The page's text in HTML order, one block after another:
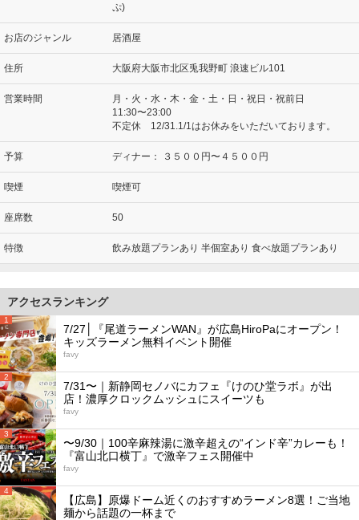
ぷ)
お店のジャンル 居酒屋
住所 大阪府大阪市北区兎我野町 浪速ビル101
営業時間
月・火・水・木・金・土・日・祝日・祝前日
11:30〜23:00
不定休 12/31.1/1はお休みをいただいております。
予算 ディナー： ３５００円〜４５００円
喫煙 喫煙可
座席数 50
特徴 飲み放題プランあり 半個室あり 食べ放題プランあり
アクセスランキング
1
7/27│『尾道ラーメンWAN』が広島HiroPaにオープン！
キッズラーメン無料イベント開催
favy
2
7/31〜｜新静岡セノバにカフェ『けのひ堂ラボ』が出
店！濃厚クロックムッシュにスイーツも
favy
3
〜9/30｜100辛麻辣湯に激辛超えの“インド辛”カレーも！
『富山北口横丁』で激辛フェス開催中
favy
4
【広島】原爆ドーム近くのおすすめラーメン8選！ご当地
麺から話題の一杯まで